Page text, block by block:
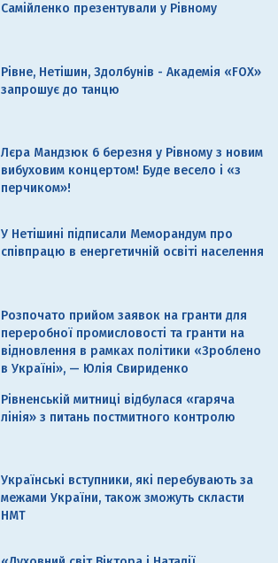
Самійленко презентували у Рівному
Рівне, Нетішин, Здолбунів - Академія «FOX»
запрошує до танцю
Лєра Мандзюк 6 березня у Рівному з новим
вибуховим концертом! Буде весело і «з
перчиком»!
У Нетішині підписали Меморандум про
співпрацю в енергетичній освіті населення
Розпочато прийом заявок на гранти для
переробної промисловості та гранти на
відновлення в рамках політики «Зроблено
в Україні», — Юлія Свириденко
Рівненській митниці відбулася «гаряча
лінія» з питань постмитного контролю
Українські вступники, які перебувають за
межами України, також зможуть скласти
НМТ